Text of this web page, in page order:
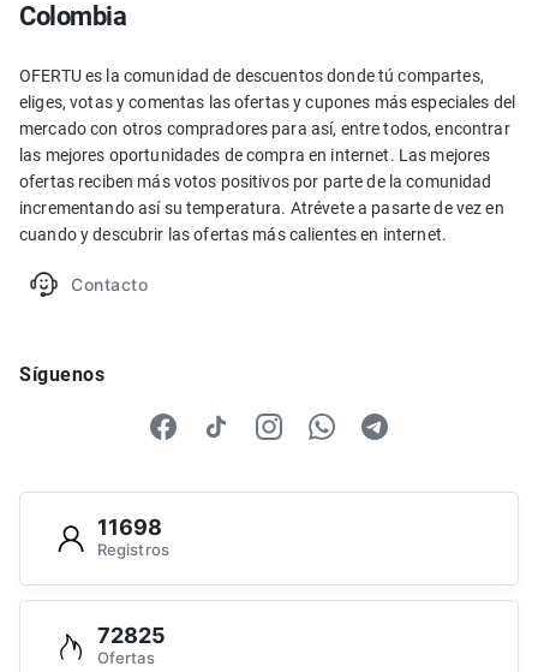
Colombia
OFERTU es la comunidad de descuentos donde tú compartes,
eliges, votas y comentas las ofertas y cupones más especiales del
mercado con otros compradores para así, entre todos, encontrar
las mejores oportunidades de compra en internet. Las mejores
ofertas reciben más votos positivos por parte de la comunidad
incrementando así su temperatura. Atrévete a pasarte de vez en
cuando y descubrir las ofertas más calientes en internet.
Contacto
Síguenos
11698
Registros
72825
Ofertas